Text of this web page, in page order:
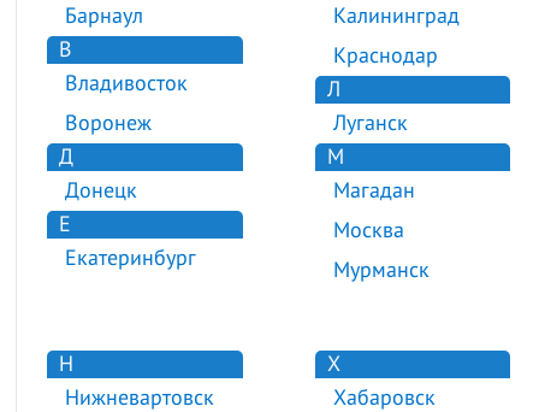
Барнаул
В
Владивосток
Воронеж
Д
Донецк
Е
Екатеринбург
Калининград
Краснодар
Л
Луганск
М
Магадан
Москва
Мурманск
Н
Нижневартовск
Х
Хабаровск